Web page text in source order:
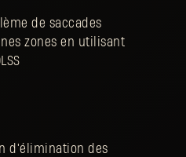
de saccades
zones en utilisant
d'élimination des